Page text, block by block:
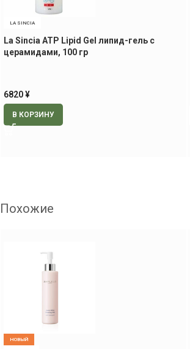
LA SINCIA
La Sincia ATP Lipid Gel липид-гель с
церамидами, 100 гр
6820¥
В КОРЗИНУ
Похожие
НОВЫЙ